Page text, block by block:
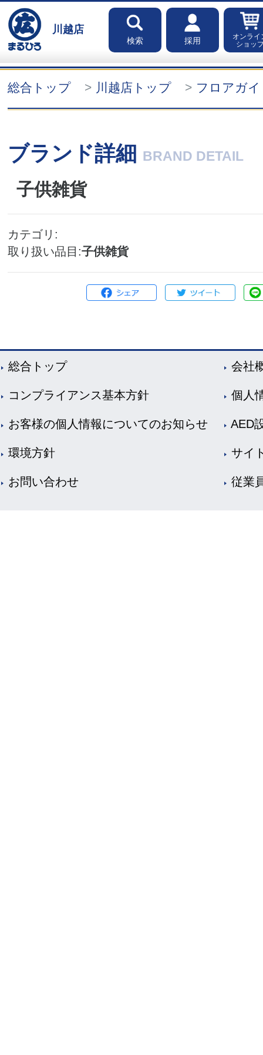
川越店
検索 採用
オンライ
ショッ
総合トップ 川越店トップ フロアガ
ブランド詳細 BRAND DETAIL
子供雑貨
カテゴリ
取り扱い品目 子供雑貨
総合トップ 会社
コンプライアンス基本方針 個人
お客様の個人情報についてのお知らせ AED
環境方針 サイ
お問い合わせ 従業